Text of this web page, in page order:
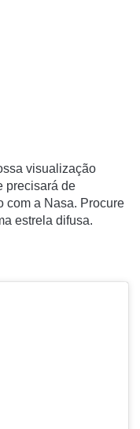
visualização
precisará de
com a Nasa. Procure
estrela difusa.